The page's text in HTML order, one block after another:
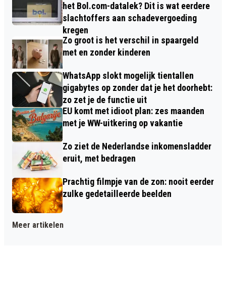
het Bol.com-datalek? Dit is wat eerdere
slachtoffers aan schadevergoeding
kregen
Zo groot is het verschil in spaargeld
met en zonder kinderen
WhatsApp slokt mogelijk tientallen
gigabytes op zonder dat je het doorhebt:
zo zet je de functie uit
EU komt met idioot plan: zes maanden
met je WW-uitkering op vakantie
Zo ziet de Nederlandse inkomensladder
eruit, met bedragen
Prachtig filmpje van de zon: nooit eerder
zulke gedetailleerde beelden
Meer artikelen